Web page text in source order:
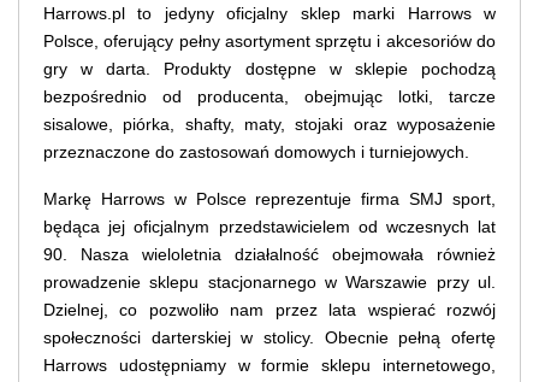
Harrows.pl to jedyny oficjalny sklep marki Harrows w
Polsce, oferujący pełny asortyment sprzętu i akcesoriów do
gry w darta. Produkty dostępne w sklepie pochodzą
bezpośrednio od producenta, obejmując lotki, tarcze
sisalowe, piórka, shafty, maty, stojaki oraz wyposażenie
przeznaczone do zastosowań domowych i turniejowych.
Markę Harrows w Polsce reprezentuje firma SMJ sport,
będąca jej oficjalnym przedstawicielem od wczesnych lat
90. Nasza wieloletnia działalność obejmowała również
prowadzenie sklepu stacjonarnego w Warszawie przy ul.
Dzielnej, co pozwoliło nam przez lata wspierać rozwój
społeczności darterskiej w stolicy. Obecnie pełną ofertę
Harrows udostępniamy w formie sklepu internetowego,